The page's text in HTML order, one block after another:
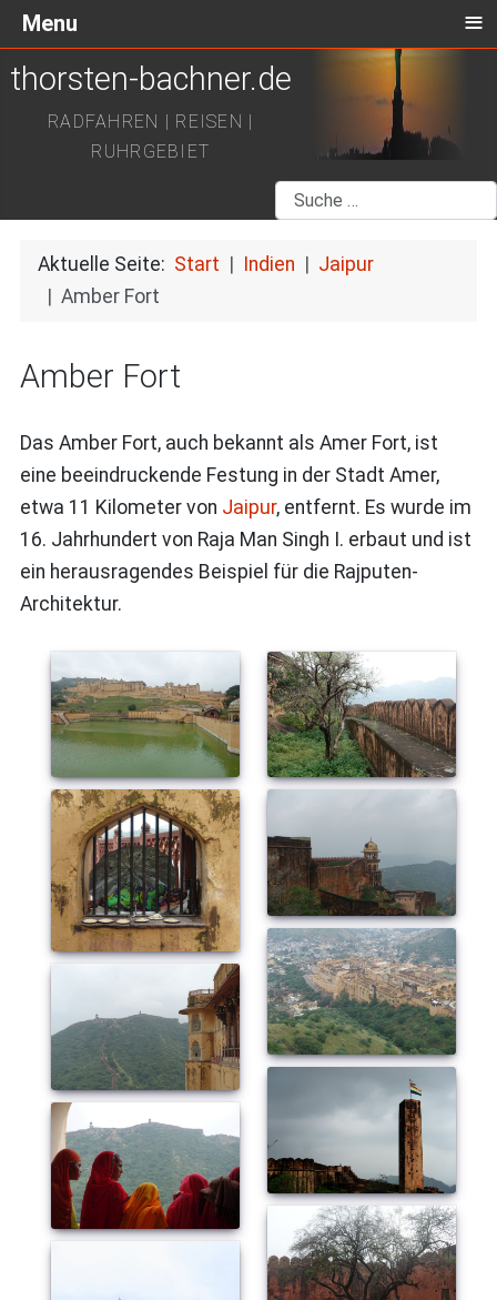
thorsten-bachner.de
RADFAHREN | REISEN |
RUHRGEBIET
Suchen
Aktuelle Seite: Start Indien
Jaipur
Amber Fort
Amber Fort
Das Amber Fort, auch bekannt als Amer Fort, ist
eine beeindruckende Festung in der Stadt Amer,
etwa 11 Kilometer von Jaipur, entfernt. Es wurde im
16. Jahrhundert von Raja Man Singh I. erbaut und ist
ein herausragendes Beispiel für die Rajputen-
Architektur.
Menu ≡